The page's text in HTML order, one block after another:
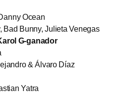
Ocean
Bad Bunny, Julieta Venegas
G-ganador
& Álvaro Díaz
Yatra